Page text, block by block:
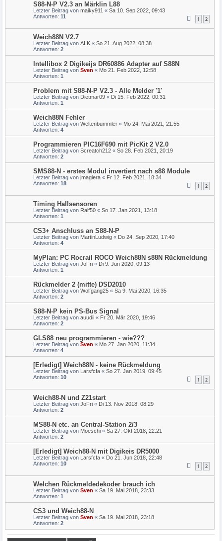
S88-N-P V2.3 an Märklin L88
Letzter Beitrag von maiky911 « Sa 10. Sep 2022, 09:43
Antworten: 11 1 2
Weich88N V2.7
Letzter Beitrag von ALK « So 21. Aug 2022, 08:38
Antworten: 2
Intellibox 2 Digikeijs DR60886 Adapter auf S88N
Letzter Beitrag von Sven « Mo 21. Feb 2022, 12:58
Antworten: 1
Problem mit S88-N-P V2.3 - Alle Melder '1'
Letzter Beitrag von Dietmar09 « Di 15. Feb 2022, 00:31
Antworten: 1
Weich88N Fehler
Letzter Beitrag von Weltenbummler « Mo 24. Mai 2021, 21:55
Antworten: 4
Programmieren PIC16F690 mit PicKit 2 V2.0
Letzter Beitrag von Screatch212 « So 28. Feb 2021, 20:19
Antworten: 2
SMS88-N - erstes Modul invertiert nach s88 Module
Letzter Beitrag von jmagiera « Fr 12. Feb 2021, 18:34
Antworten: 18 1 2
Timing Hallsensoren
Letzter Beitrag von Ralf50 « So 17. Jan 2021, 13:18
Antworten: 1
CS3+ Anschluss an S88-N-P
Letzter Beitrag von MartinLudwig « Do 24. Sep 2020, 17:40
Antworten: 4
MyPlan: PC Rocrail ROCO Weich88N s88N Rückmeldung
Letzter Beitrag von JoFri « Di 9. Jun 2020, 09:13
Antworten: 1
Rückmelder 2 (mitte) DSD2010
Letzter Beitrag von Wolfgang25 « Sa 9. Mai 2020, 16:35
Antworten: 2
S88-N-P kein PS-Bus Signal
Letzter Beitrag von auudii « Fr 20. Mär 2020, 19:46
Antworten: 2
GLS88 neu programmieren - wie???
Letzter Beitrag von Sven « Mo 27. Jan 2020, 11:34
Antworten: 4
[Erledigt] Weich88N - keine Rückmeldung
Letzter Beitrag von Larsfcfa « So 27. Jan 2019, 09:45
Antworten: 10 1 2
Weich88-N und Z21start
Letzter Beitrag von JoFri « Di 13. Nov 2018, 08:29
Antworten: 2
MS88-N etc. an Central-Station 2/3
Letzter Beitrag von Moeschi « Sa 27. Okt 2018, 22:21
Antworten: 2
[Erledigt] Weich88-N mit Digikeis DR5000
Letzter Beitrag von Larsfcfa « Do 21. Jun 2018, 22:48
Antworten: 10 1 2
Welchen Rückmeldedekoder brauch ich
Letzter Beitrag von Sven « Sa 19. Mai 2018, 23:33
Antworten: 1
CS3 und Weich88-N
Letzter Beitrag von Sven « Sa 19. Mai 2018, 23:18
Antworten: 2